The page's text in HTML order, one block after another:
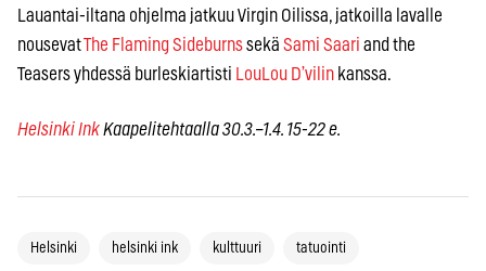
Lauantai-iltana ohjelma jatkuu Virgin Oilissa, jatkoilla lavalle
nousevatThe Flaming Sideburnssekä Sami Saari and the
Teasers yhdessä burleskiartisti LouLou D’vilin kanssa.
Helsinki InkKaapelitehtaalla 30.3.–1.4. 15-22 e.
Helsinki helsinki ink kulttuuri tatuointi